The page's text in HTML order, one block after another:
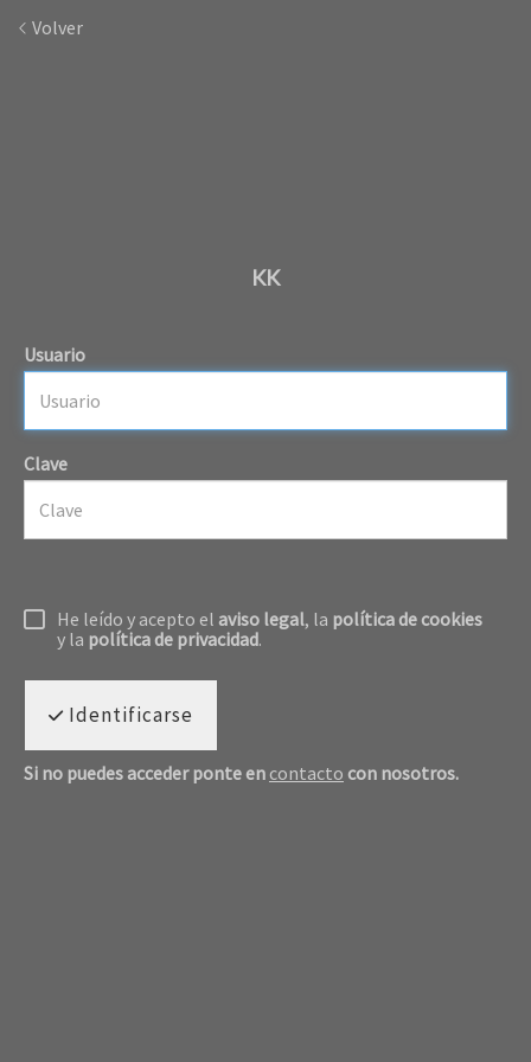
Volver
KK
Usuario
Clave
He leído y acepto el aviso legal, la política de cookies
y la política de privacidad.
Identificarse
Si no puedes acceder ponte en contacto con nosotros.